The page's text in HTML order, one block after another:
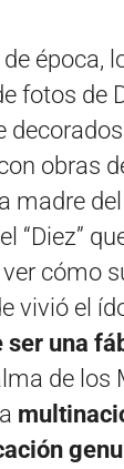
época,
fotos de
obras
madre
“Diez”
cómo
vivió el
ser una
de los